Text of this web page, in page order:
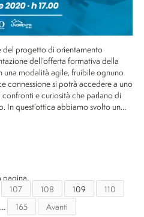
del progetto di orientamento
dell’offerta formativa della
una modalità agile, fruibile ognuno
connessione si potrà accedere a uno
e curiosità che parlano di
In quest’ottica abbiamo svolto un…
pagina
107 108 109
110
… 165 Avanti